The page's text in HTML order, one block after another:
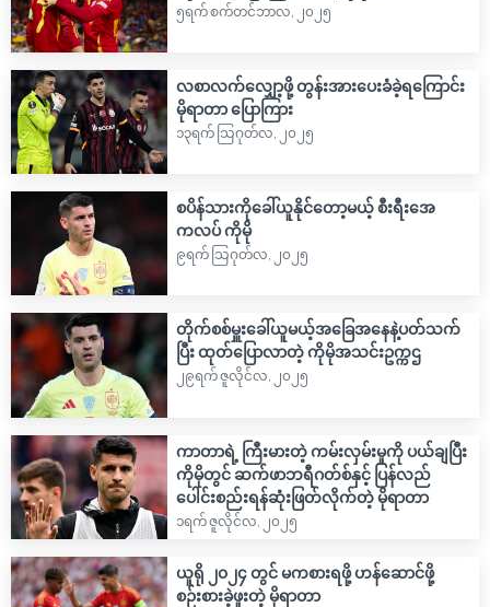
၅ရက် စက်တင်ဘာလ, ၂၀၂၅
လစာလက်လျှော့ဖို့ တွန်းအားပေးခံခဲ့ရကြောင်း
မိုရာတာ ပြောကြား
၁၃ရက် သြဂုတ်လ, ၂၀၂၅
စပိန်သားကိုခေါ်ယူနိုင်တော့မယ့် စီးရီးအေ
ကလပ် ကိုမို
၉ရက် သြဂုတ်လ, ၂၀၂၅
တိုက်စစ်မှူးခေါ်ယူမယ့်အခြေအနေနဲ့ပတ်သက်
ပြီး ထုတ်ပြောလာတဲ့ ကိုမိုအသင်းဥက္ကဌ
၂၉ရက် ဇူလိုင်လ, ၂၀၂၅
ကာတာရဲ့ ကြီးမားတဲ့ ကမ်းလှမ်းမှုကို ပယ်ချပြီး
ကိုမိုတွင် ဆက်ဖာဘရီဂတ်စ်နှင့် ပြန်လည်
ပေါင်းစည်းရန်ဆုံးဖြတ်လိုက်တဲ့ မိုရာတာ
၁ရက် ဇူလိုင်လ, ၂၀၂၅
ယူရို ၂၀၂၄ တွင် မကစားရဖို့ ဟန်ဆောင်ဖို့
စဉ်းစားခဲ့ဖူးတဲ့ မိုရာတာ